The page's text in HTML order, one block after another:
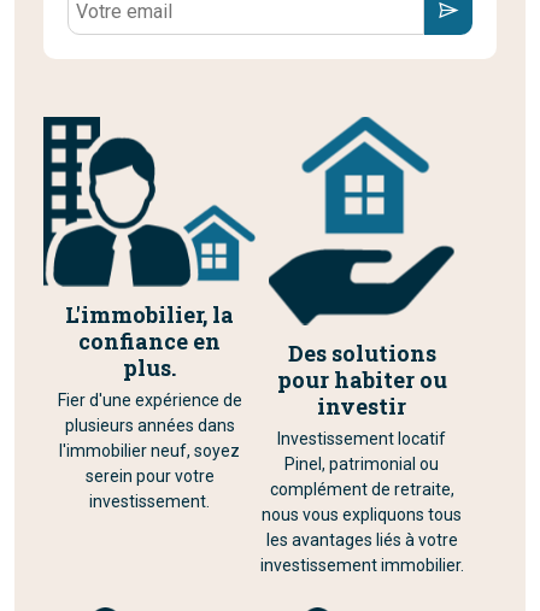
L'immobilier, la
confiance en
plus.
Fier d'une expérience de
plusieurs années dans
l'immobilier neuf, soyez
serein pour votre
investissement.
Des solutions
pour habiter ou
investir
Investissement locatif
Pinel, patrimonial ou
complément de retraite,
nous vous expliquons tous
les avantages liés à votre
investissement immobilier.